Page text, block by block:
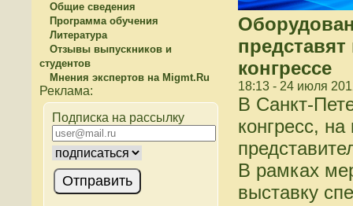
Общие сведения
Программа обучения
Литература
Отзывы выпускников и
студентов
Мнения экспертов на Migmt.Ru
Подписка на рассылку
конгрессе
18:13 - 24 июля
В Санкт-
конгресс,
В рамках
выставку